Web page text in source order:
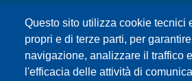
Questo sito utilizza cookie tecnici
propri e di terze parti, per
navigazione, analizzare il traffico
l'efficacia delle attività di
URP | Ufficio Relazioni con
Sedi